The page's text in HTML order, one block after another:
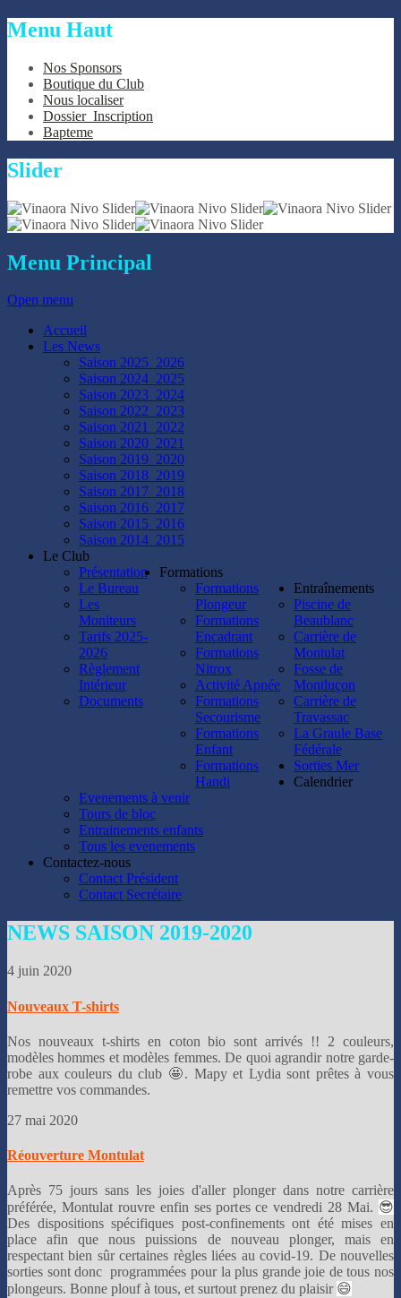
Menu Haut
Nos Sponsors
Boutique du Club
Nous localiser
Dossier_Inscription
Bapteme
Slider
Menu Principal
Open menu
Accueil
Les News
Saison 2025_2026
Saison 2024_2025
Saison 2023_2024
Saison 2022_2023
Saison 2021_2022
Saison 2020_2021
Saison 2019_2020
Saison 2018_2019
Saison 2017_2018
Saison 2016_2017
Saison 2015_2016
Saison 2014_2015
Le Club
Présentation
Le Bureau
Les
Moniteurs
Tarifs 2025-
2026
Règlement
Intérieur
Documents
Formations
Formations
Plongeur
Formations
Encadrant
Formations
Nitrox
Activité Apnée
Formations
Secourisme
Formations
Enfant
Formations
Handi
Entraînements
Piscine de
Beaublanc
Carrière de
Montulat
Fosse de
Montluçon
Carrière de
Travassac
La Graule Base
Fédérale
Sorties Mer
Calendrier
Evenements à venir
Tours de bloc
Entrainements enfants
Tous les evenements
Contactez-nous
Contact Président
Contact Secrétaire
NEWS SAISON 2019-2020
4 juin 2020
Nouveaux T-shirts
Nos nouveaux t-shirts en coton bio sont arrivés !! 2 couleurs,
modèles hommes et modèles femmes. De quoi agrandir notre garde-
robe aux couleurs du club 🤩. Mapy et Lydia sont prêtes à vous
remettre vos commandes.
27 mai 2020
Réouverture Montulat
Après 75 jours sans les joies d'aller plonger dans notre carrière
préférée, Montulat rouvre enfin ses portes ce vendredi 28 Mai. 😎
Des dispositions spécifiques post-confinements ont été mises en
place afin que nous puissions de nouveau plonger, mais en
respectant bien sûr certaines règles liées au covid-19. De nouvelles
sorties sont donc programmées pour la plus grande joie de tous nos
plongeurs. Bonne plouf à tous, et surtout prenez du plaisir 😄